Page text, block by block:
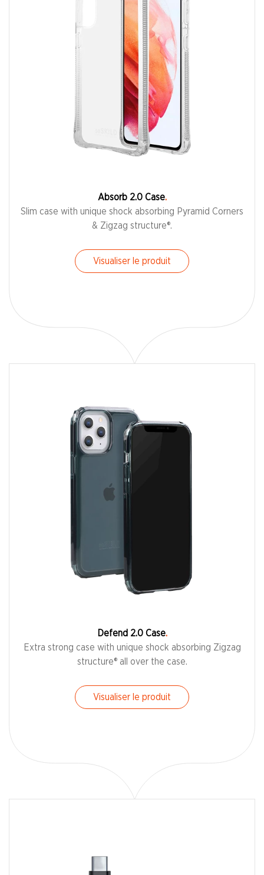
Absorb 2.0 Case
Slim case with unique shock absorbing Pyramid Corners
& Zigzag structure®.
Visualiser le produit
Defend 2.0 Case
Extra strong case with unique shock absorbing Zigzag
structure® all over the case.
Visualiser le produit